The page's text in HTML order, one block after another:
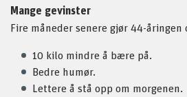
Mange gevinster
Fire måneder senere gjør 44-åringen
10 kilo mindre å bære på.
Bedre humør.
Lettere å stå opp om morgenen.